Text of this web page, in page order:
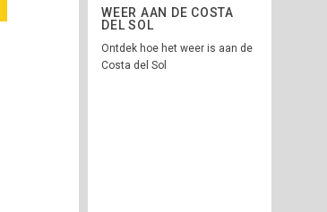
WEER AAN DE COSTA
DEL SOL
Ontdek hoe het weer is aan de
Costa del Sol